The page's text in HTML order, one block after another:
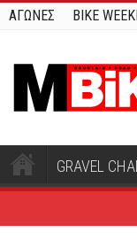
ΑΓΩΝΕΣ BIKE
GRAVEL